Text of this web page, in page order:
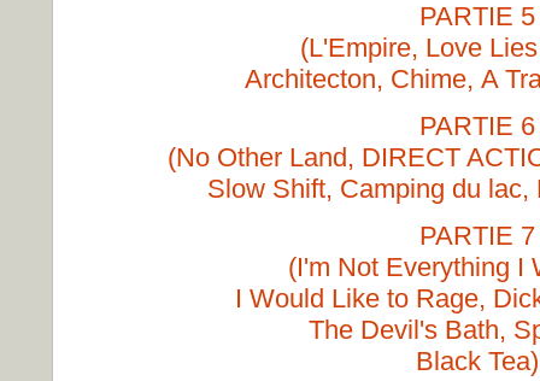
PARTIE 5
(L'Empire, Love
Architecton, Chime, A
PARTIE 6
(No Other Land, DIRECT
Slow Shift, Camping du lac,
PARTIE 7
(I'm Not Everything I
I Would Like to Rage,
The Devil's Bath,
Black Tea)